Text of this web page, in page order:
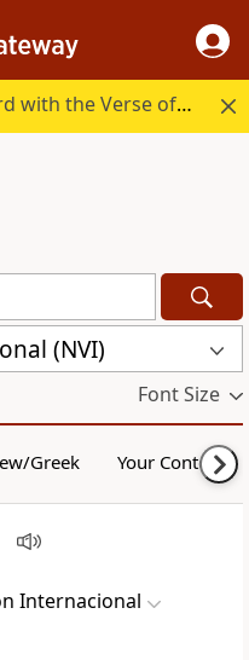
Start your day in God's Word with the Verse of the Day.
(NVI)
Font Size
Greek Your Content
Internacional